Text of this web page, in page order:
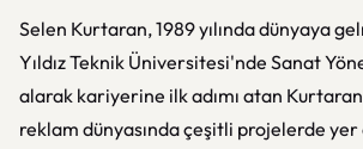
Selen Kurtaran, 1989 yılında dünyaya
Yıldız Teknik Üniversitesi'nde Sanat
alarak kariyerine ilk adımı atan
reklam dünyasında çeşitli projelerde yer